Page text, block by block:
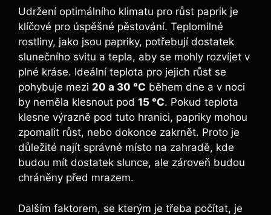
Udržení optimálního klimatu pro ‌růst paprik​ je‍
klíčové⁤ pro ⁤úspěšné pěstování. Teplomilné‍
rostliny, jako jsou ‌papriky, potřebují dostatek
slunečního svitu a⁢ tepla,‍ aby se mohly‍ rozvíjet v
plné kráse. Ideální teplota pro jejich ​růst se
pohybuje‍ mezi‍ 20 ​a 30 °C během dne a v noci
by ⁤neměla klesnout pod 15 °C. Pokud teplota​
klesne‌ výrazně pod ​tuto hranici,⁣ papriky mohou
zpomalit ⁤růst, nebo dokonce zakrnět. Proto⁢ je
důležité najít správné místo na zahradě, ⁤kde​
budou mít​ dostatek slunce, ale zároveň budou⁤
chráněny ⁤před mrazem.
Dalším faktorem, ‍se ‍kterým​ je třeba počítat,⁢ je